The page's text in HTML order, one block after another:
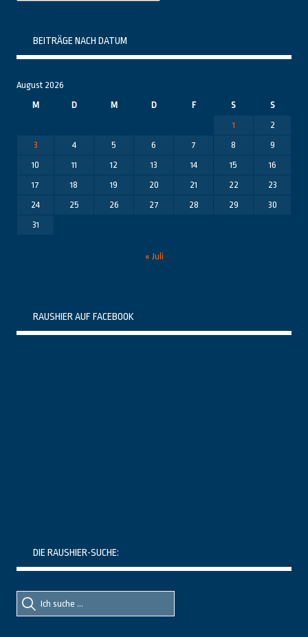
BEITRÄGE NACH DATUM
August 2026
M
D M D F S
S
1
2
3
4 5 6 7 8
9
10
11 12 13 14 15
16
17
18 19 20 21 22
23
24
25 26 27 28 29
30
31
« Juli
RAUSHIER AUF FACEBOOK
DIE RAUSHIER-SUCHE:
Suche
nach::
Suche
nach: